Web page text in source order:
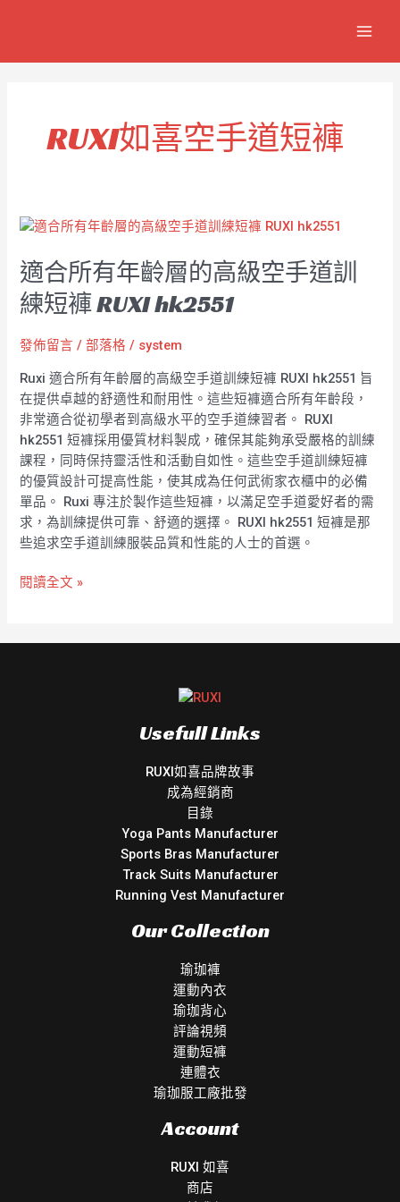
RUXI如喜空手道短褲
適合所有年齡層的高級空手道訓
練短褲 RUXI hk2551
發佈留言 /部落格 / system
Ruxi 適合所有年齡層的高級空手道訓練短褲 RUXI hk2551 旨
在提供卓越的舒適性和耐用性。這些短褲適合所有年齡段，
非常適合從初學者到高級水平的空手道練習者。 RUXI
hk2551 短褲採用優質材料製成，確保其能夠承受嚴格的訓練
課程，同時保持靈活性和活動自如性。這些空手道訓練短褲
的優質設計可提高性能，使其成為任何武術家衣櫃中的必備
單品。 Ruxi 專注於製作這些短褲，以滿足空手道愛好者的需
求，為訓練提供可靠、舒適的選擇。 RUXI hk2551 短褲是那
些追求空手道訓練服裝品質和性能的人士的首選。
適
所
有
年
層
高
級
空
手
道
訓
練
短
褲
RUXI
閱讀全文 »
Usefull Links
RUXI如喜品牌故事
成為經銷商
目錄
Yoga Pants Manufacturer
Sports Bras Manufacturer
Track Suits Manufacturer
Running Vest Manufacturer
Our Collection
瑜珈褲
運動內衣
瑜珈背心
評論視頻
運動短褲
連體衣
瑜珈服工廠批發
Account
RUXI 如喜
商店